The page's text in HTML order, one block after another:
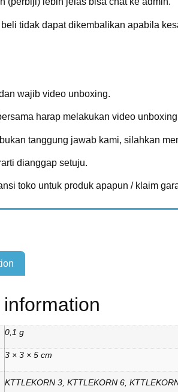
tidak dapat dikembalikan apabila
wajib video unboxing.
harap melakukan video
tanggung jawab kami, silahkan
dianggap setuju.
toko untuk produk apapun / klaim
0,1 g
3 × 3 × 5 cm
KTTLEKORN 3, KTTLEKORN 6,